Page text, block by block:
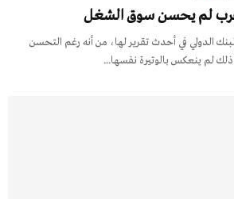
لم يحسن سوق الشغل
الدولي في أحدث تقرير لها، من أنه رغم التحسن
لم ينعكس بالوتيرة نفسها...